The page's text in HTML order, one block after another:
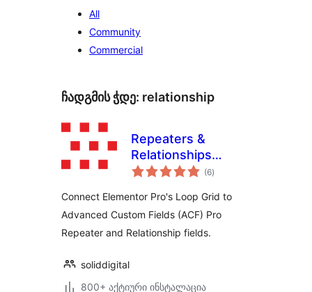
All
Community
Commercial
ჩადგმის ჭდე: relationship
Repeaters &
Relationships
Connector with
(6საერთო
რეიტინგი
)
Connect Elementor Pro's Loop Grid to
Advanced Custom Fields (ACF) Pro
Repeater and Relationship fields.
soliddigital
800+ აქტიური ინსტალაცია